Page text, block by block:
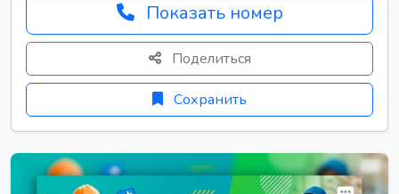
Показать номер
Поделиться
Сохранить